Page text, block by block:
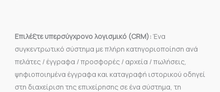
Eπιλέξτε υπερσύγχρονο λογισμικό (CRM):Ένα
συγκεντρωτικό σύστημα με πλήρη κατηγοριοποίηση ανά
πελάτες / έγγραφα / προσφορές / αρχεία / πωλήσεις,
ψηφιοποιημένα έγγραφα και καταγραφή ιστορικού οδηγεί
στη διαχείριση της επιχείρησης σε ένα σύστημα, τη